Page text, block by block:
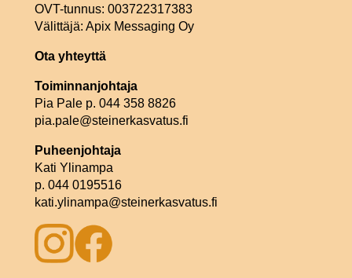
OVT-tunnus: 003722317383
Välittäjä: Apix Messaging Oy
Ota yhteyttä
Toiminnanjohtaja
Pia Pale p. 044 358 8826
pia.pale@steinerkasvatus.fi
Puheenjohtaja
Kati Ylinampa
p. 044 0195516
kati.ylinampa@steinerkasvatus.fi